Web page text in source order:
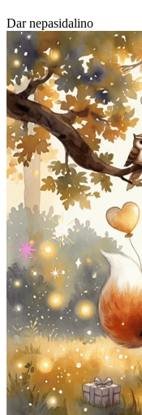
Dar nepasidalino